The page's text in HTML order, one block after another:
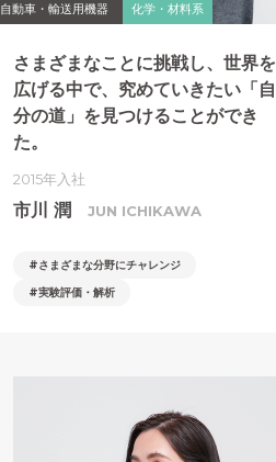
自動車・輸送用機器 化学・材料系
さまざまなことに挑戦し、世界を
広げる中で、究めていきたい 「自
分の道」を見つけることができ
た。
2015年入社
市川 潤 JUN ICHIKAWA
さまざまな分野にチャレンジ
実験評価・解析